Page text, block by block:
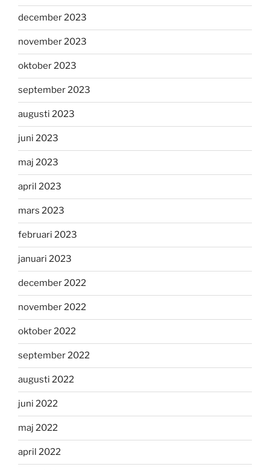
december 2023
november 2023
oktober 2023
september 2023
augusti 2023
juni 2023
maj 2023
april 2023
mars 2023
februari 2023
januari 2023
december 2022
november 2022
oktober 2022
september 2022
augusti 2022
juni 2022
maj 2022
april 2022